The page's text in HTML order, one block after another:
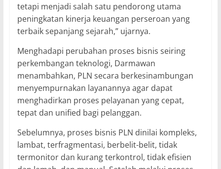
tetapi menjadi salah satu pendorong utama
peningkatan kinerja keuangan perseroan yang
terbaik sepanjang sejarah,” ujarnya.
Menghadapi perubahan proses bisnis seiring
perkembangan teknologi, Darmawan
menambahkan, PLN secara berkesinambungan
menyempurnakan layanannya agar dapat
menghadirkan proses pelayanan yang cepat,
tepat dan unified bagi pelanggan.
Sebelumnya, proses bisnis PLN dinilai kompleks,
lambat, terfragmentasi, berbelit-belit, tidak
termonitor dan kurang terkontrol, tidak efisien